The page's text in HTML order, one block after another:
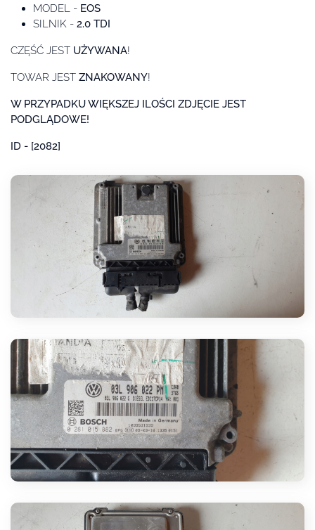
MODEL - EOS
SILNIK - 2.0 TDI
CZĘŚĆ JEST UŻYWANA!
TOWAR JEST ZNAKOWANY!
W PRZYPADKU WIĘKSZEJ ILOŚCI ZDJĘCIE JEST
PODGLĄDOWE!
ID - [2082]